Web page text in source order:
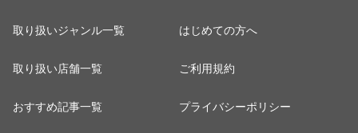
取り扱いジャンル一覧
取り扱い店舗一覧
おすすめ記事一覧
はじめての方へ
ご利用規約
プライバシーポリシー